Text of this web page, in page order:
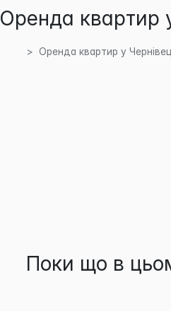
Оренда квартир
Оренда квартир у
Поки що в